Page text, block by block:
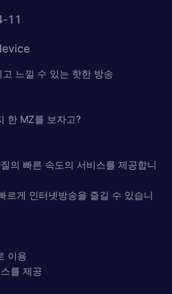
11
느낄 수 있는 핫한 방송
한 MZ를 보자고?
의 빠른 속도의 서비스를 제공합니
르게 인터넷방송을 즐길 수 있습니
이용
를 제공